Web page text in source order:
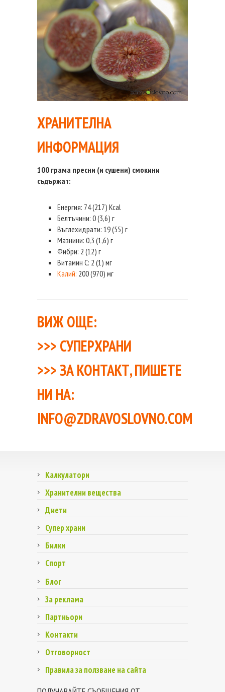
ХРАНИТЕЛНА
ИНФОРМАЦИЯ
100 грама пресни (и сушени) смокини
съдържат:
Енергия: 74 (217) Kcal
Белтъчини: 0 (3,6) г
Въглехидрати: 19 (55) г
Мазнини: 0,3 (1,6) г
Фибри: 2 (12) г
Витамин С: 2 (1) мг
Калий: 200 (970) мг
ВИЖ ОЩЕ:
>>> СУПЕРХРАНИ
>>>ЗА КОНТАКТ, ПИШЕТЕ
НИ НА:
INFO@ZDRAVOSLOVNO.COM
Калкулатори
Хранителни вещества
Диети
Супер храни
Билки
Спорт
Блог
За реклама
Партньори
Контакти
Отговорност
Правила за ползване на сайта